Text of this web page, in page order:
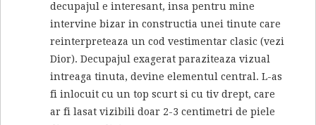
decupajul e interesant, insa pentru mine
intervine bizar in constructia unei tinute care
reinterpreteaza un cod vestimentar clasic (vezi
Dior). Decupajul exagerat paraziteaza vizual
intreaga tinuta, devine elementul central. L-as
fi inlocuit cu un top scurt si cu tiv drept, care
ar fi lasat vizibili doar 2-3 centimetri de piele